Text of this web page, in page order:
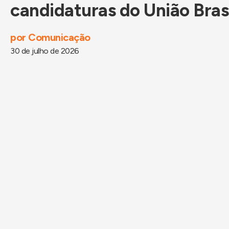
candidaturas do União
por Comunicação
30 de julho de 2026